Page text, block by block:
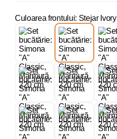
Culoarea frontului: Stejar Ivory